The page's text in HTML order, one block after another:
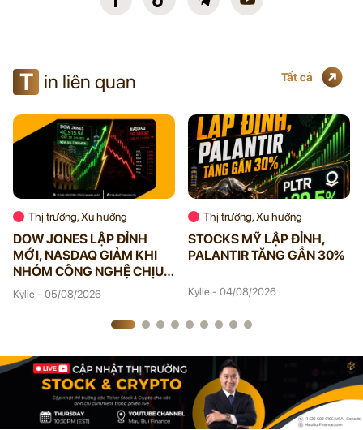
T in liên quan Tất cả
Thị trường, Xu hướng
DOW JONES LẬP ĐỈNH
MỚI, NASDAQ GIẢM KHI
NHÓM CÔNG NGHỆ CHỊU
ÁP LỰC
Kylie - 05/08/2026
Thị trường, Xu hướng
STOCKS MỸ LẬP ĐỈNH,
PALANTIR TĂNG GẦN 30%
Kylie - 04/08/2026